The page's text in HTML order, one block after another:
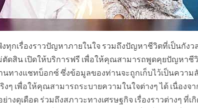
ทุกเรื่องราวปัญหาภายในใจ รวมถึงปัญหาชีวิตที่เป็นกัง
ตัดสิน เปิดให้บริการฟรี เพื่อให้คุณสามารถพูดคุยปัญหาชี
นทางแชทบ็อกซ์ ซึ่งข้อมูลของท่านจะถูกเก็บไว้เป็นความ
งๆ เพื่อให้คุณสามารถระบายความในใจต่างๆ ได้ เนื่อง
งดุเดือด ร่วมถึงสภาวะทางเศรษฐกิจ เรื่องราวต่างๆ ที่